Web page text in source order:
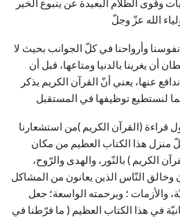
وقوى الظلام البعيدة عن ينبوع الخير
الله عزّ وجلّ
وأرواحنا في كلّ الجوانب بحيث لا
أن يغرينا بالدنيا ومتاعها، قبل أن
عنها، يعني أنّ القرآن الكريم يذكر
لنستطيع توظيفها في المستقبل
قراءة (القرآن الكريم )من استشعارنا
منزل هذا الكتاب العظيم من مكان
الكريم ) بالنّور، والهدى والرّوح،
وخالق النّاس الذين يعانون من المشاكل
والأزمات ؛ وبرحمته الواسعة؛ جعل
في هذا الكتاب العظيم ( ما فرّطنا في